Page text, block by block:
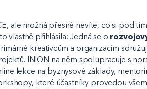
ale možná přesně nevíte, co si pod
vlastně přihlásila: Jedná se o
kreativcům a organizacím
INION na něm spolupracuje s
lekce na byznysové základy,
které účastníky provedou